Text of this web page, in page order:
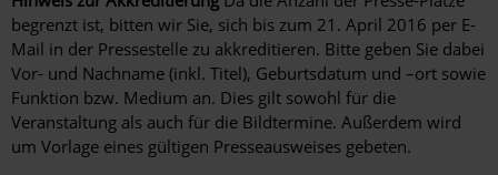
begrenzt ist, bitten wir Sie, sich bis zum 21. April 2016 per E-
Mail in der Pressestelle zu akkreditieren. Bitte geben Sie dabei
Vor- und Nachname (inkl. Titel), Geburtsdatum und –ort sowie
Funktion bzw. Medium an. Dies gilt sowohl für die
Veranstaltung als auch für die Bildtermine. Außerdem wird
um Vorlage eines gültigen Presseausweises gebeten.